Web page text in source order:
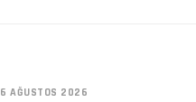
6 AĞUSTOS 2026